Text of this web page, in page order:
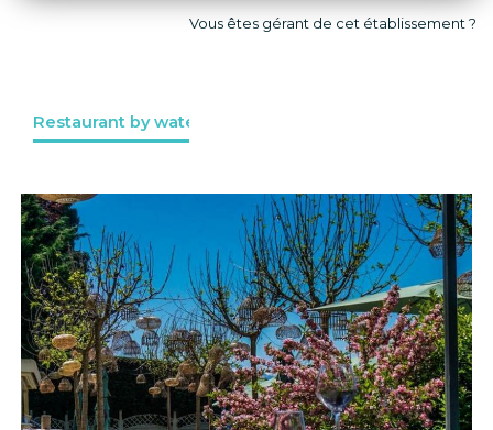
Vous êtes gérant de cet établissement ?
Restaurant by waterside